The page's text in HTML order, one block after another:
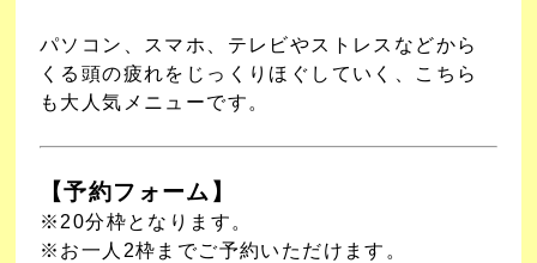
パソコン、スマホ、テレビやストレスなどから
くる頭の疲れをじっくりほぐしていく、こちら
も大人気メニューです。
【予約フォーム】
※20分枠となります。
※お一人2枠までご予約いただけます。